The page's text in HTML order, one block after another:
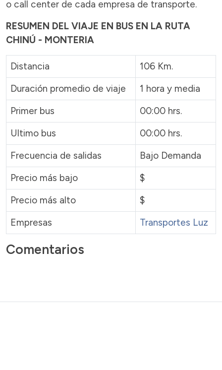
o call center de cada empresa de transporte.
RESUMEN DEL VIAJE EN BUS EN LA RUTA
CHINÚ - MONTERIA
Distancia
106 Km.
Duración promedio de viaje
1 hora y media
Primer bus
00:00 hrs.
Ultimo bus
00:00 hrs.
Frecuencia de salidas
Bajo Demanda
Precio más bajo
$
Precio más alto
$
Empresas
Transportes Luz
Comentarios